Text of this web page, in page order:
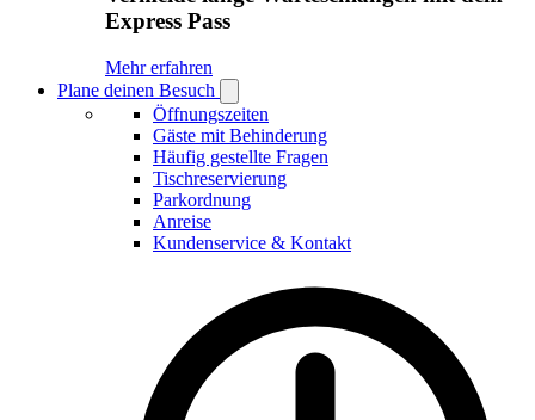
Express Pass
Mehr erfahren
Plane deinen Besuch
Plane
deinen
Besuch
submenu
Öffnungszeiten
Gäste mit Behinderung
Häufig gestellte Fragen
Tischreservierung
Parkordnung
Anreise
Kundenservice & Kontakt